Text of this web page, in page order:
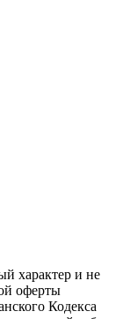
характер и не
оферты
Кодекса